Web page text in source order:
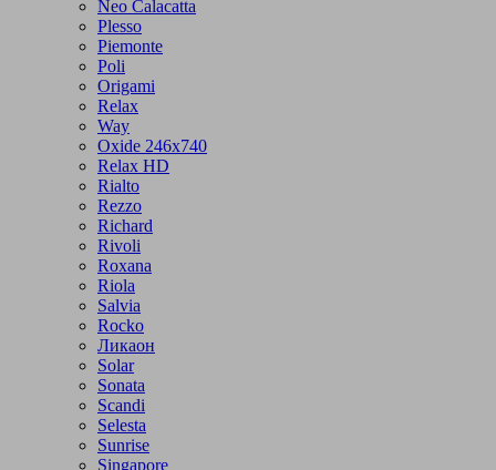
Neo Calacatta
Plesso
Piemonte
Poli
Origami
Relax
Way
Oxide 246x740
Relax HD
Rialto
Rezzo
Richard
Rivoli
Roxana
Riola
Salvia
Rocko
Ликаон
Solar
Sonata
Scandi
Selesta
Sunrise
Singapore